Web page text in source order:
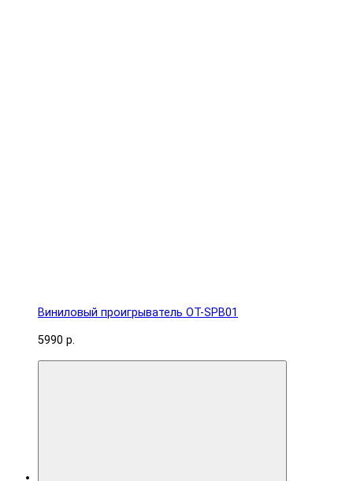
Виниловый проигрыватель OT-SPB01
5990 р.